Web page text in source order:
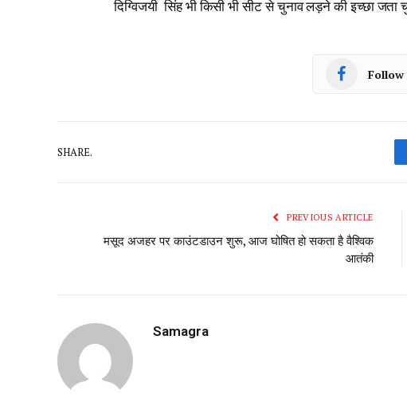
दिग्विजयी सिंह भी किसी भी सीट से चुनाव लड़ने की इच्छा जता
Follow
SHARE.
PREVIOUS ARTICLE
मसूद अजहर पर काउंटडाउन शुरू, आज घोषित हो सकता है वैश्विक
आतंकी
Samagra